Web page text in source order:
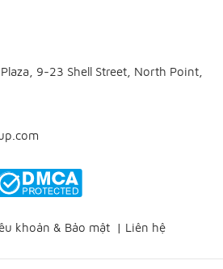
9-23 Shell Street, North Point,
khoản & Bảo mật | Liên hệ